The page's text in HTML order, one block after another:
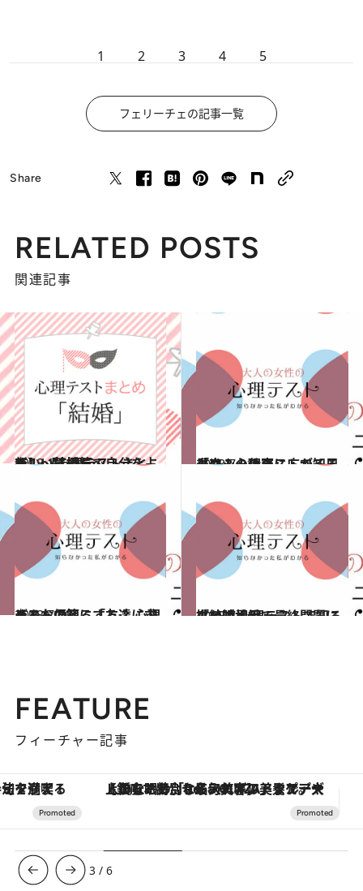
1 2 3 4 5
フェリーチェの記事一覧
Share
RELATED POSTS
関連記事
2018.1.1
新しい気持ちで自分を占う！ 【心理テストまとめ】～結婚篇～
占い 2018.7.21
タクシーの窓に広がる風景は？心理テストで知る「恋人の仕事」
占い
2018.7.20
どんな便箋にする？ 心理テストで知る「友達に求めるもの」
占い 2018.7.14
クイズ番組で最終問題に挑む時 心理テストで知る「結婚相手」
占い
FEATURE
フィーチャー記事
【銀座で出合う最旬美容】美髪ケアや上質な眠り…セルフケアのアップデートから、特別な名入れギフトまで。大人のための「ReFa GINZA」クルーズ
3 /6